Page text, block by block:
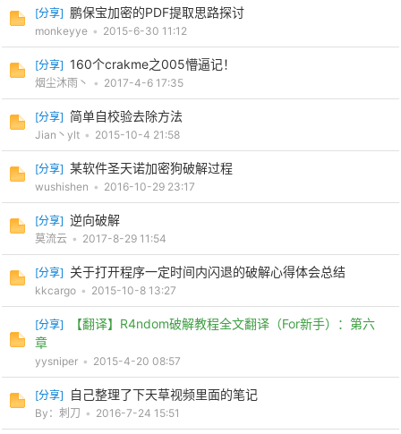
[分享] 鹏保宝加密的PDF提取思路探讨
monkeyye • 2015-6-30 11:12
[分享] 160个crakme之005懵逼记！
烟尘沐雨丶 • 2017-4-6 17:35
[分享] 简单自校验去除方法
Jian丶ylt • 2015-10-4 21:58
[分享] 某软件圣天诺加密狗破解过程
wushishen • 2016-10-29 23:17
[分享] 逆向破解
莫流云 • 2017-8-29 11:54
[分享] 关于打开程序一定时间内闪退的破解心得体会总结
kkcargo • 2015-10-8 13:27
[分享]
【翻译】R4ndom破解教程全文翻译（For新手）：第六
章
yysniper • 2015-4-20 08:57
[分享] 自己整理了下天草视频里面的笔记
By：刺刀 • 2016-7-24 15:51